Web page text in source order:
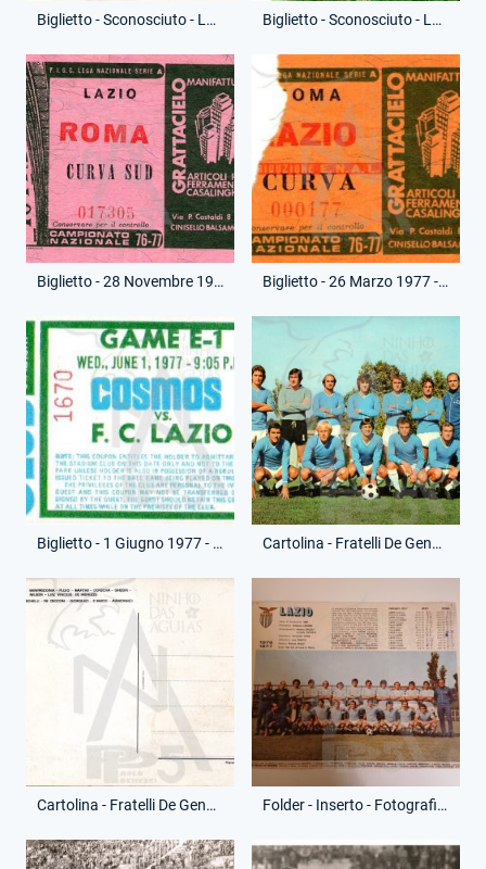
Biglietto - Sconosciuto - Lazio-Riserva A Biglietto - Sconosciuto - Lazio-Riserva B
Biglietto - 28 Novembre 1976 - Campionato Serie A - Lazio-Roma Biglietto - 26 Marzo 1977 - Campionato Serie A - Roma-Lazio
Biglietto - 1 Giugno 1977 - Tournee in Canada e Stati Uniti - New York Cosmos-Lazio Cartolina - Fratelli De Gennaro - Squadra Schierata - (Fronte)
Cartolina - Fratelli De Gennaro - Squadra Schierata - (Retro) Folder - Inserto - Fotografia Squadra